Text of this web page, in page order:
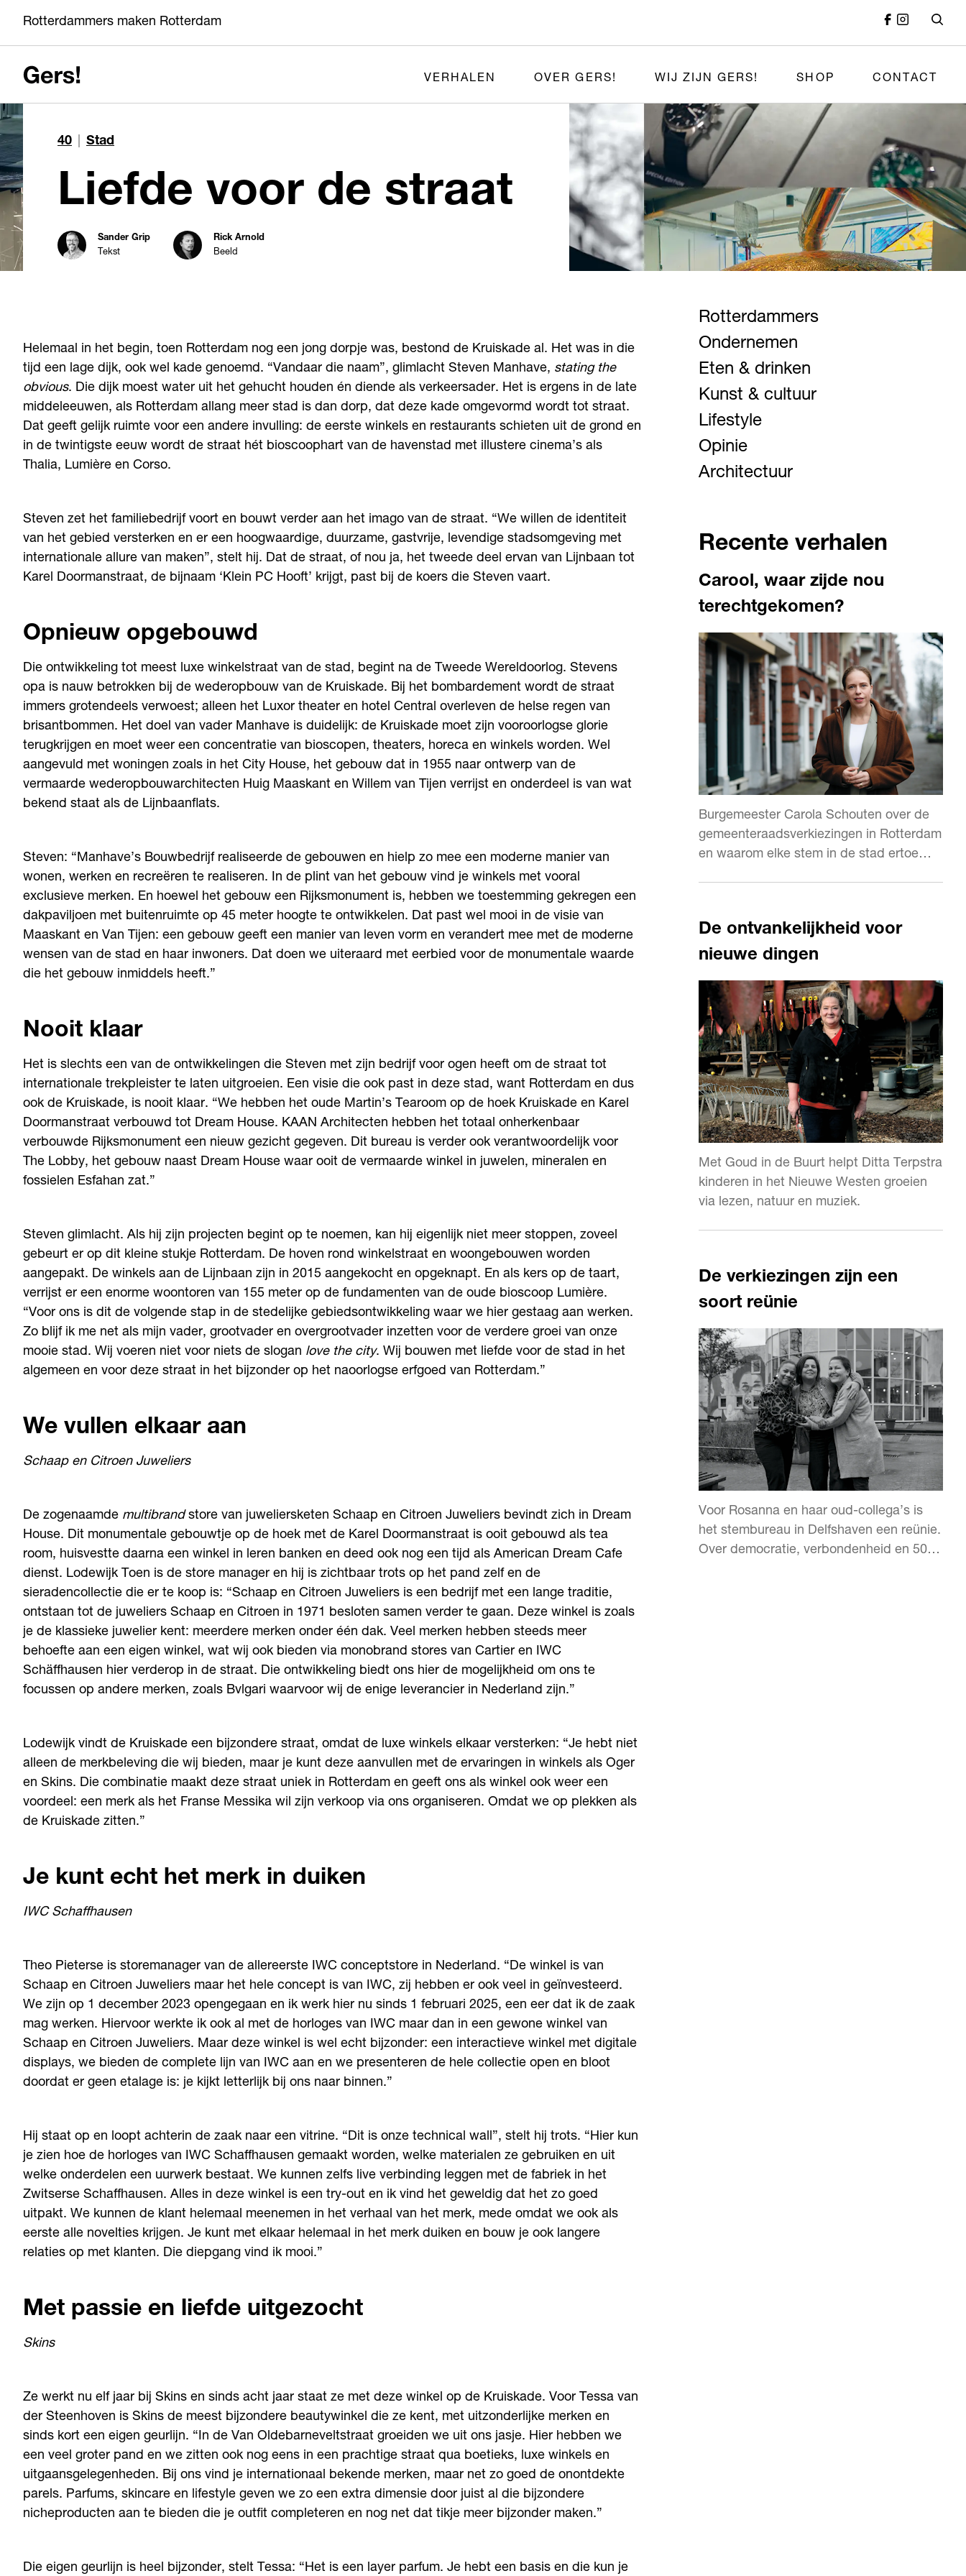
Rotterdammers maken Rotterdam
VERHALEN OVER GERS! WIJ ZIJN GERS! SHOP CONTACT
40 Stad
Liefde voor de straat
Sander Grip
Tekst
Rick Arnold
Beeld
Helemaal in het begin, toen Rotterdam nog een jong dorpje was, bestond de Kruiskade al. Het was in die
tijd een lage dijk, ook wel kade genoemd. “Vandaar die naam”, glimlacht Steven Manhave, stating the
obvious. Die dijk moest water uit het gehucht houden én diende als verkeersader. Het is ergens in de late
middeleeuwen, als Rotterdam allang meer stad is dan dorp, dat deze kade omgevormd wordt tot straat.
Dat geeft gelijk ruimte voor een andere invulling: de eerste winkels en restaurants schieten uit de grond en
in de twintigste eeuw wordt de straat hét bioscoophart van de havenstad met illustere cinema’s als
Thalia, Lumière en Corso.
Steven zet het familiebedrijf voort en bouwt verder aan het imago van de straat. “We willen de identiteit
van het gebied versterken en er een hoogwaardige, duurzame, gastvrije, levendige stadsomgeving met
internationale allure van maken”, stelt hij. Dat de straat, of nou ja, het tweede deel ervan van Lijnbaan tot
Karel Doormanstraat, de bijnaam ‘Klein PC Hooft’ krijgt, past bij de koers die Steven vaart.
Opnieuw opgebouwd
Die ontwikkeling tot meest luxe winkelstraat van de stad, begint na de Tweede Wereldoorlog. Stevens
opa is nauw betrokken bij de wederopbouw van de Kruiskade. Bij het bombardement wordt de straat
immers grotendeels verwoest; alleen het Luxor theater en hotel Central overleven de helse regen van
brisantbommen. Het doel van vader Manhave is duidelijk: de Kruiskade moet zijn vooroorlogse glorie
terugkrijgen en moet weer een concentratie van bioscopen, theaters, horeca en winkels worden. Wel
aangevuld met woningen zoals in het City House, het gebouw dat in 1955 naar ontwerp van de
vermaarde wederopbouwarchitecten Huig Maaskant en Willem van Tijen verrijst en onderdeel is van wat
bekend staat als de Lijnbaanflats.
Steven: “Manhave’s Bouwbedrijf realiseerde de gebouwen en hielp zo mee een moderne manier van
wonen, werken en recreëren te realiseren. In de plint van het gebouw vind je winkels met vooral
exclusieve merken. En hoewel het gebouw een Rijksmonument is, hebben we toestemming gekregen een
dakpaviljoen met buitenruimte op 45 meter hoogte te ontwikkelen. Dat past wel mooi in de visie van
Maaskant en Van Tijen: een gebouw geeft een manier van leven vorm en verandert mee met de moderne
wensen van de stad en haar inwoners. Dat doen we uiteraard met eerbied voor de monumentale waarde
die het gebouw inmiddels heeft.”
Nooit klaar
Het is slechts een van de ontwikkelingen die Steven met zijn bedrijf voor ogen heeft om de straat tot
internationale trekpleister te laten uitgroeien. Een visie die ook past in deze stad, want Rotterdam en dus
ook de Kruiskade, is nooit klaar. “We hebben het oude Martin’s Tearoom op de hoek Kruiskade en Karel
Doormanstraat verbouwd tot Dream House. KAAN Architecten hebben het totaal onherkenbaar
verbouwde Rijksmonument een nieuw gezicht gegeven. Dit bureau is verder ook verantwoordelijk voor
The Lobby, het gebouw naast Dream House waar ooit de vermaarde winkel in juwelen, mineralen en
fossielen Esfahan zat.”
Steven glimlacht. Als hij zijn projecten begint op te noemen, kan hij eigenlijk niet meer stoppen, zoveel
gebeurt er op dit kleine stukje Rotterdam. De hoven rond winkelstraat en woongebouwen worden
aangepakt. De winkels aan de Lijnbaan zijn in 2015 aangekocht en opgeknapt. En als kers op de taart,
verrijst er een enorme woontoren van 155 meter op de fundamenten van de oude bioscoop Lumière.
“Voor ons is dit de volgende stap in de stedelijke gebiedsontwikkeling waar we hier gestaag aan werken.
Zo blijf ik me net als mijn vader, grootvader en overgrootvader inzetten voor de verdere groei van onze
mooie stad. Wij voeren niet voor niets de slogan love the city. Wij bouwen met liefde voor de stad in het
algemeen en voor deze straat in het bijzonder op het naoorlogse erfgoed van Rotterdam.”
We vullen elkaar aan
Schaap en Citroen Juweliers
De zogenaamde multibrandstore van juweliersketen Schaap en Citroen Juweliers bevindt zich in Dream
House. Dit monumentale gebouwtje op de hoek met de Karel Doormanstraat is ooit gebouwd als tea
room, huisvestte daarna een winkel in leren banken en deed ook nog een tijd als American Dream Cafe
dienst. Lodewijk Toen is de store manager en hij is zichtbaar trots op het pand zelf en de
sieradencollectie die er te koop is: “Schaap en Citroen Juweliers is een bedrijf met een lange traditie,
ontstaan tot de juweliers Schaap en Citroen in 1971 besloten samen verder te gaan. Deze winkel is zoals
je de klassieke juwelier kent: meerdere merken onder één dak. Veel merken hebben steeds meer
behoefte aan een eigen winkel, wat wij ook bieden via monobrand stores van Cartier en IWC
Schäffhausen hier verderop in de straat. Die ontwikkeling biedt ons hier de mogelijkheid om ons te
focussen op andere merken, zoals Bvlgari waarvoor wij de enige leverancier in Nederland zijn.”
Lodewijk vindt de Kruiskade een bijzondere straat, omdat de luxe winkels elkaar versterken: “Je hebt niet
alleen de merkbeleving die wij bieden, maar je kunt deze aanvullen met de ervaringen in winkels als Oger
en Skins. Die combinatie maakt deze straat uniek in Rotterdam en geeft ons als winkel ook weer een
voordeel: een merk als het Franse Messika wil zijn verkoop via ons organiseren. Omdat we op plekken als
de Kruiskade zitten.”
Je kunt echt het merk in duiken
IWC Schaffhausen
Theo Pieterse is storemanager van de allereerste IWC conceptstore in Nederland. “De winkel is van
Schaap en Citroen Juweliers maar het hele concept is van IWC, zij hebben er ook veel in geïnvesteerd.
We zijn op 1 december 2023 opengegaan en ik werk hier nu sinds 1 februari 2025, een eer dat ik de zaak
mag werken. Hiervoor werkte ik ook al met de horloges van IWC maar dan in een gewone winkel van
Schaap en Citroen Juweliers. Maar deze winkel is wel echt bijzonder: een interactieve winkel met digitale
displays, we bieden de complete lijn van IWC aan en we presenteren de hele collectie open en bloot
doordat er geen etalage is: je kijkt letterlijk bij ons naar binnen.”
Hij staat op en loopt achterin de zaak naar een vitrine. “Dit is onze technical wall”, stelt hij trots. “Hier kun
je zien hoe de horloges van IWC Schaffhausen gemaakt worden, welke materialen ze gebruiken en uit
welke onderdelen een uurwerk bestaat. We kunnen zelfs live verbinding leggen met de fabriek in het
Zwitserse Schaffhausen. Alles in deze winkel is een try-out en ik vind het geweldig dat het zo goed
uitpakt. We kunnen de klant helemaal meenemen in het verhaal van het merk, mede omdat we ook als
eerste alle novelties krijgen. Je kunt met elkaar helemaal in het merk duiken en bouw je ook langere
relaties op met klanten. Die diepgang vind ik mooi.”
Met passie en liefde uitgezocht
Skins
Ze werkt nu elf jaar bij Skins en sinds acht jaar staat ze met deze winkel op de Kruiskade. Voor Tessa van
der Steenhoven is Skins de meest bijzondere beautywinkel die ze kent, met uitzonderlijke merken en
sinds kort een eigen geurlijn. “In de Van Oldebarneveltstraat groeiden we uit ons jasje. Hier hebben we
een veel groter pand en we zitten ook nog eens in een prachtige straat qua boetieks, luxe winkels en
uitgaansgelegenheden. Bij ons vind je internationaal bekende merken, maar net zo goed de onontdekte
parels. Parfums, skincare en lifestyle geven we zo een extra dimensie door juist al die bijzondere
nicheproducten aan te bieden die je outfit completeren en nog net dat tikje meer bijzonder maken.”
Die eigen geurlijn is heel bijzonder, stelt Tessa: “Het is een layer parfum. Je hebt een basis en die kun je
Rotterdammers
Ondernemen
Eten & drinken
Kunst & cultuur
Lifestyle
Opinie
Architectuur
Recente verhalen
Carool, waar zijde nou
terechtgekomen?
Burgemeester Carola Schouten over de
gemeenteraadsverkiezingen in Rotterdam
en waarom elke stem in de stad ertoe
De ontvankelijkheid voor
nieuwe dingen
Met Goud in de Buurt helpt Ditta Terpstra
kinderen in het Nieuwe Westen groeien
via lezen, natuur en muziek.
De verkiezingen zijn een
soort reünie
Voor Rosanna en haar oud-collega’s is
het stembureau in Delfshaven een reünie.
Over democratie, verbondenheid en 500